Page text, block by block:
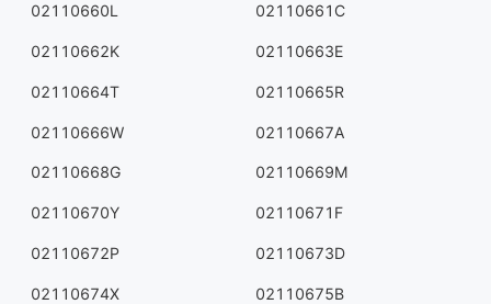
02110660L 02110661C
02110662K 02110663E
02110664T 02110665R
02110666W 02110667A
02110668G 02110669M
02110670Y 02110671F
02110672P 02110673D
02110674X 02110675B